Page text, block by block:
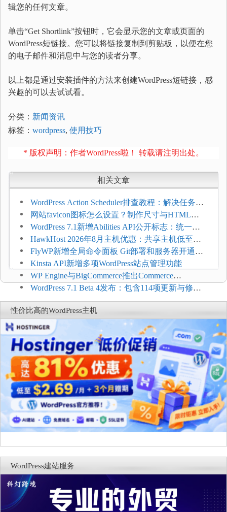
辑您的任何文章。
单击“Get Shortlink”按钮时，它会显示您的文章或页面的
WordPress短链接。您可以将链接复制到剪贴板，以便在您
的电子邮件和消息中与您的读者分享。
以上都是通过安装插件的方法来创建WordPress短链接，感
兴趣的可以去试试看。
分类： 新闻资讯
标签： wordpress, 使用技巧
* 版权声明：作者WordPress啦！ 转载请注明出处。
相关文章
WordPress Action Scheduler排查教程：解决任务积
压和订单延迟
网站favicon图标怎么设置？制作尺寸与HTML添
加方法
WordPress 7.1新增Abilities API公开标志：统一支
持REST API、MCP与AI代理
HawkHost 2026年8月主机优惠：共享主机低至
$2.61/月，高性能主机同步折扣
FlyWP新增全局命令面板 Git部署和服务器开通更
方便
Kinsta API新增多项WordPress站点管理功能
WP Engine与BigCommerce推出Commerce
Connect：WordPress商店可保留前台体验并扩展电
商能力
WordPress 7.1 Beta 4发布：包含114项更新与修
复，仅建议在测试环境体验
性价比高的WordPress主机
WordPress建站服务